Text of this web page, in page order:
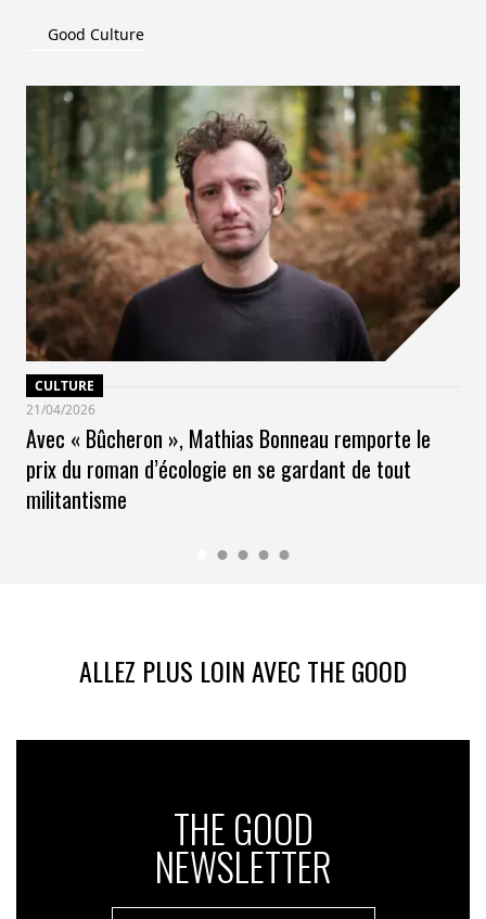
Good Culture
CULTURE
21/04/2026
Avec « Bûcheron », Mathias Bonneau remporte le
prix du roman d’écologie en se gardant de tout
militantisme
ALLEZ PLUS LOIN AVEC THE GOOD
THE GOOD
NEWSLETTER